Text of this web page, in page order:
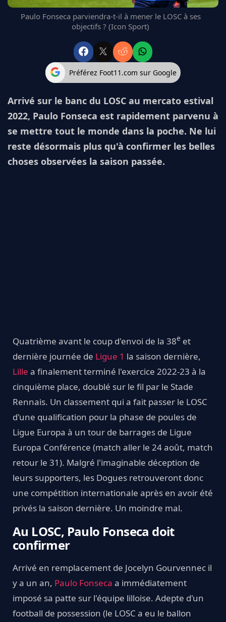
L'AVIS DE LA RÉDAC'
Paulo Fonseca parviendra-t-il à mener le LOSC à ses
objectifs ? (Icon Sport)
Préférez Foot11.com sur Google
Arrivé sur le banc du LOSC au mercato estival
2022, Paulo Fonseca est rapidement parvenu à
se mettre tout le monde dans la poche. Ne lui
reste désormais plus qu'à confirmer les belles
choses observées la saison passée.
Quatrième avant le coup d'envoi de la 38e et
dernière journée de Ligue 1 la saison dernière,
Lille a finalement terminé l'exercice 2022-23 à la
cinquième place, doublé sur le fil par le Stade
Rennais. Un classement qui a fait passer le LOSC
d'une qualification pour la phase de poules de
Ligue Europa à un tour de barrages de Ligue
Europa Conférence (match aller le 24 août, match
retour le 31). Malgré l'imaginable déception de
leurs supporters, les Dogues retrouveront donc
une compétition internationale après en avoir été
privés la saison dernière. Un moindre mal.
Au LOSC, Paulo Fonseca doit
confirmer
Arrivé en remplacement de Jocelyn Gourvennec il
y a un an, Paulo Fonseca a immédiatement
imposé sa patte sur l'équipe lilloise. Adepte d'un
football de possession (le LOSC a eu le ballon